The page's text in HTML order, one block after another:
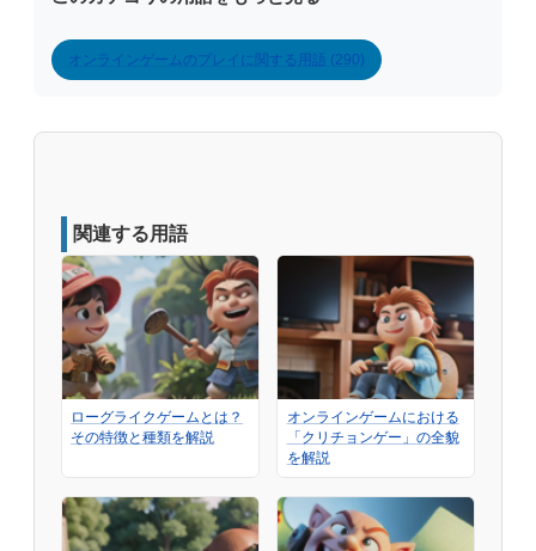
オンラインゲームのプレイに関する用語 (290)
関連する用語
ローグライクゲームとは？
その特徴と種類を解説
オンラインゲームにおける
「クリチョンゲー」の全貌
を解説